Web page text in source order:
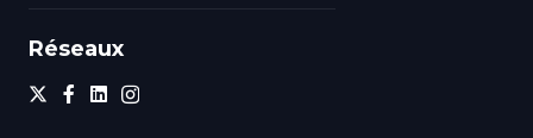
Réseaux